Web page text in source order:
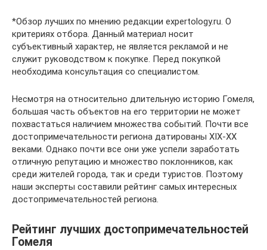
*Обзор лучших по мнению редакции expertology.ru. О
критериях отбора. Данный материал носит
субъективный характер, не является рекламой и не
служит руководством к покупке. Перед покупкой
необходима консультация со специалистом.
Несмотря на относительно длительную историю Гомеля,
большая часть объектов на его территории не может
похвастаться наличием множества событий. Почти все
достопримечательности региона датированы XIX-XX
веками. Однако почти все они уже успели заработать
отличную репутацию и множество поклонников, как
среди жителей города, так и среди туристов. Поэтому
наши эксперты составили рейтинг самых интересных
достопримечательностей региона.
Рейтинг лучших достопримечательностей
Гомеля